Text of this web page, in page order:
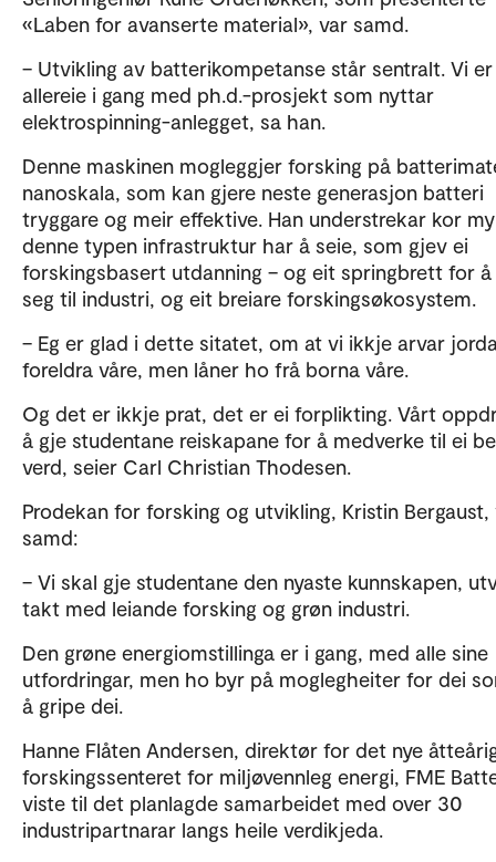
«Laben for avanserte material», var samd.
– Utvikling av batterikompetanse står sentralt. Vi er
allereie i gang med ph.d.-prosjekt som nyttar
elektrospinning-anlegget, sa han.
Denne maskinen mogleggjer forsking på
nanoskala, som kan gjere neste generasjon batteri
tryggare og meir effektive. Han understrekar kor
denne typen infrastruktur har å seie, som gjev ei
forskingsbasert utdanning – og eit springbrett for
seg til industri, og eit breiare forskingsøkosystem.
– Eg er glad i dette sitatet, om at vi ikkje arvar
foreldra våre, men låner ho frå borna våre.
Og det er ikkje prat, det er ei forplikting. Vårt
å gje studentane reiskapane for å medverke til ei
verd, seier Carl Christian Thodesen.
Prodekan for forsking og utvikling, Kristin Bergaust,
samd:
– Vi skal gje studentane den nyaste kunnskapen,
takt med leiande forsking og grøn industri.
Den grøne energiomstillinga er i gang, med alle sine
utfordringar, men ho byr på moglegheiter for dei
å gripe dei.
Hanne Flåten Andersen, direktør for det nye
forskingssenteret for miljøvennleg energi, FME
viste til det planlagde samarbeidet med over 30
industripartnarar langs heile verdikjeda.